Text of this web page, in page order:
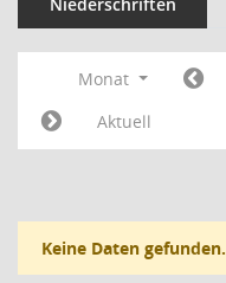
Monat
Aktuell
Keine Daten gefunden.